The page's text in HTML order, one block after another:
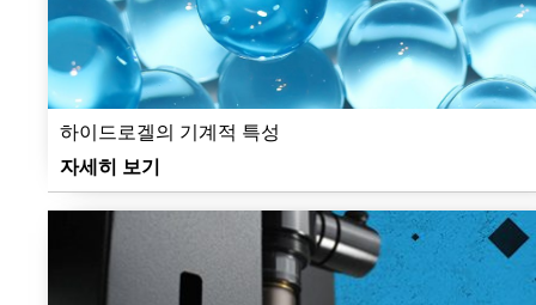
하이드로겔의 기계적 특성
자세히 보기